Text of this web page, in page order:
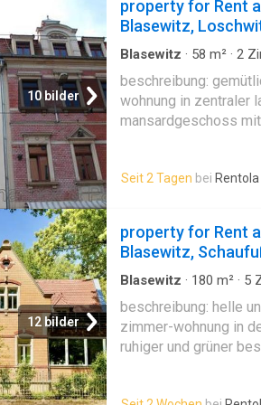
10 bilder
property for Rent
Blasewitz,
Blasewitz · 58 m² · 2
beschreibung:
wohnung in zentraler
mansardgeschoss
wohn- und
begehbar * bad mit
Seit 2 Tagen bei Rentola
12 bilder
property for Rent
Blasewitz,
Blasewitz · 180 m² · 5
beschreibung: helle
zimmer-wohnung in
ruhiger und grüner
wohnungen auf